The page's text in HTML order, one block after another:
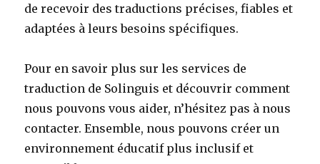
de recevoir des traductions précises, fiables et
adaptées à leurs besoins spécifiques.
Pour en savoir plus sur les services de
traduction de Solinguis et découvrir comment
nous pouvons vous aider, n’hésitez pas à nous
contacter. Ensemble, nous pouvons créer un
environnement éducatif plus inclusif et